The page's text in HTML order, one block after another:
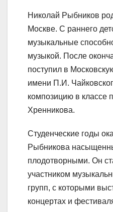
Николай Рыбников
Москве. С раннего
музыкальные
музыкой. После
поступил в
имени П.И.
композицию в классе
Хренникова.
Студенческие годы
Рыбникова
плодотворными. Он
участником
групп, с которыми
концертах и